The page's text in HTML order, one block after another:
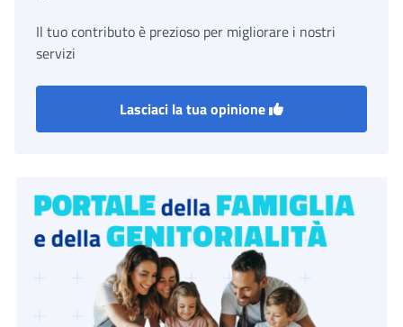
Il tuo contributo è prezioso per migliorare i nostri
servizi
Lasciaci la tua opinione